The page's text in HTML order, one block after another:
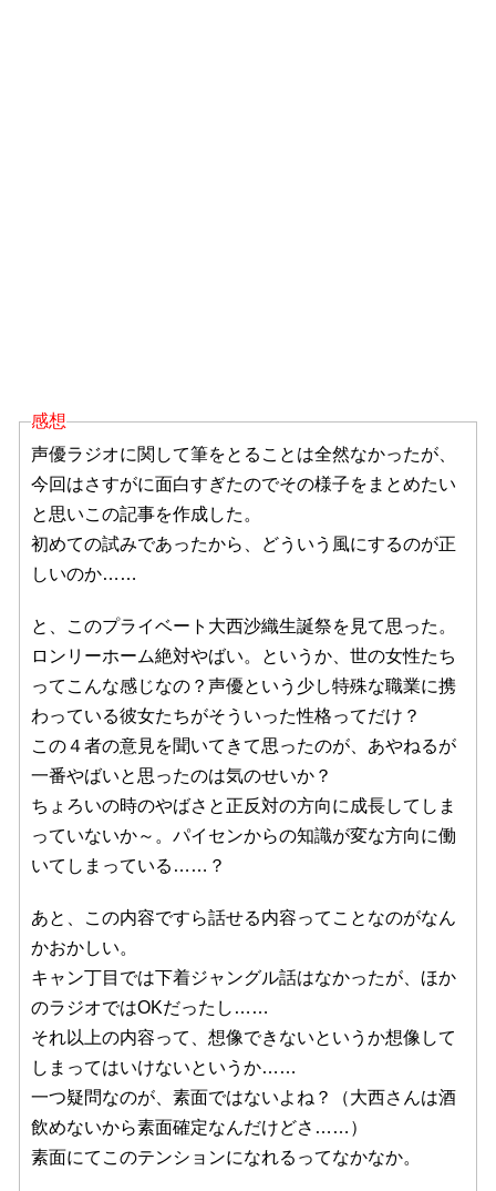
感想
声優ラジオに関して筆をとることは全然なかったが、
今回はさすがに面白すぎたのでその様子をまとめたい
と思いこの記事を作成した。
初めての試みであったから、どういう風にするのが正
しいのか……
と、このプライベート大西沙織生誕祭を見て思った。
ロンリーホーム絶対やばい。というか、世の女性たち
ってこんな感じなの？声優という少し特殊な職業に携
わっている彼女たちがそういった性格ってだけ？
この４者の意見を聞いてきて思ったのが、あやねるが
一番やばいと思ったのは気のせいか？
ちょろいの時のやばさと正反対の方向に成長してしま
っていないか～。パイセンからの知識が変な方向に働
いてしまっている……？
あと、この内容ですら話せる内容ってことなのがなん
かおかしい。
キャン丁目では下着ジャングル話はなかったが、ほか
のラジオではOKだったし……
それ以上の内容って、想像できないというか想像して
しまってはいけないというか……
一つ疑問なのが、素面ではないよね？（大西さんは酒
飲めないから素面確定なんだけどさ……）
素面にてこのテンションになれるってなかなか。